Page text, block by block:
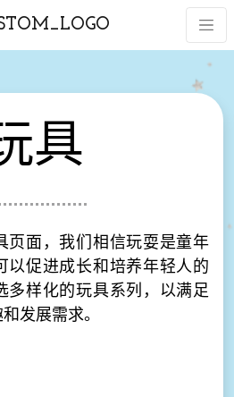
具
页面，我们相信玩耍是童年
以促进成长和培养年轻人的
多样化的玩具系列，以满足
发展需求。